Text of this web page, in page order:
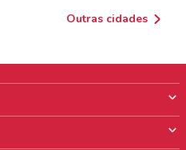
Outras cidades